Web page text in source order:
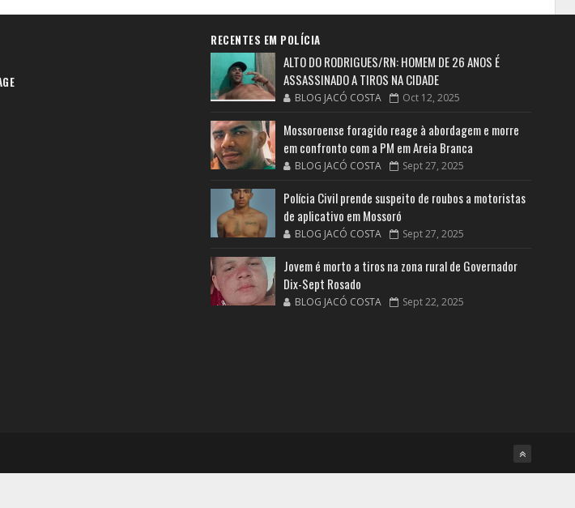
RECENTES EM POLÍCIA
ALTO DO RODRIGUES/RN: HOMEM DE 26 ANOS É
ASSASSINADO A TIROS NA CIDADE
BLOG JACÓ COSTA Oct 12, 2025
Mossoroense foragido reage à abordagem e morre
em confronto com a PM em Areia Branca
BLOG JACÓ COSTA Sept 27, 2025
Polícia Civil prende suspeito de roubos a motoristas
de aplicativo em Mossoró
BLOG JACÓ COSTA Sept 27, 2025
Jovem é morto a tiros na zona rural de Governador
Dix-Sept Rosado
BLOG JACÓ COSTA Sept 22, 2025